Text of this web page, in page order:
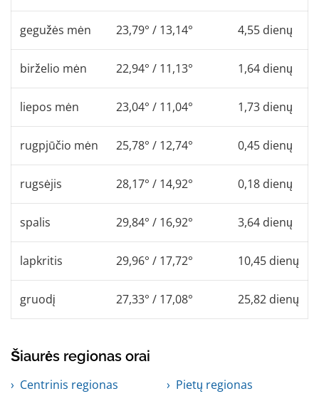
gegužės mėn 23,79° / 13,14° 4,55 dienų
birželio mėn 22,94° / 11,13° 1,64 dienų
liepos mėn 23,04° / 11,04° 1,73 dienų
rugpjūčio mėn 25,78° / 12,74° 0,45 dienų
rugsėjis 28,17° / 14,92° 0,18 dienų
spalis 29,84° / 16,92° 3,64 dienų
lapkritis 29,96° / 17,72° 10,45 dienų
gruodį 27,33° / 17,08° 25,82 dienų
Šiaurės regionas orai
Centrinis regionas Pietų regionas